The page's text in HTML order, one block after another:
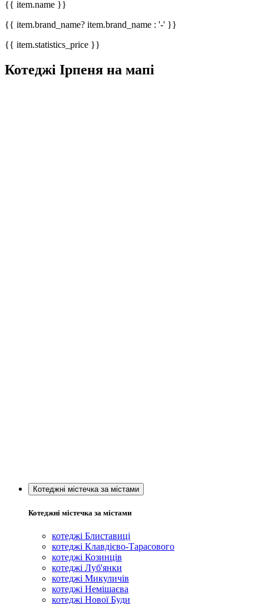
{{ item.name }}
{{ item.brand_name? item.brand_name : '-' }}
{{ item.statistics_price }}
Котеджі Ірпеня на мапі
Котеджні містечка за містами
Котеджні містечка за містами
котеджі Блиставиці
котеджі Клавдієво-Тарасового
котеджі Козинців
котеджі Луб'янки
котеджі Микуличів
котеджі Немішаєва
котеджі Нової Буди